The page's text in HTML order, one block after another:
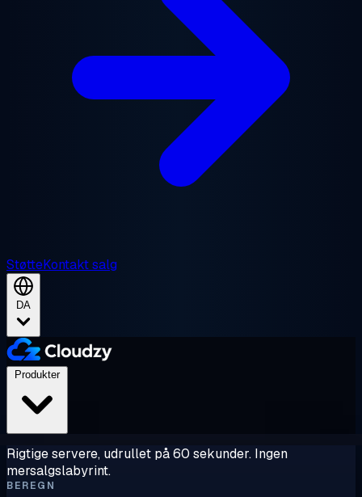
StøtteKontakt salg
DA
Produkter
Rigtige servere, udrullet på 60 sekunder. Ingen
mersalgslabyrint.
BEREGN